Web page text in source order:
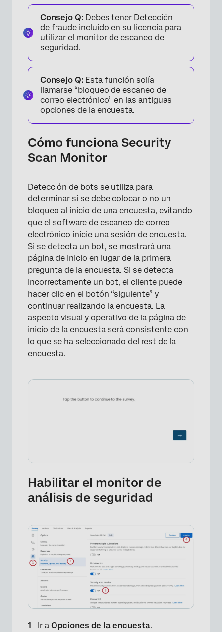
Consejo Q: Debes tener Detección
de fraude incluido en su licencia para
utilizar el monitor de escaneo de
seguridad.
Consejo Q: Esta función solía
llamarse “bloqueo de escaneo de
correo electrónico” en las antiguas
opciones de la encuesta.
Cómo funciona Security
Scan Monitor
Detección de bots se utiliza para
determinar si se debe colocar o no un
bloqueo al inicio de una encuesta, evitando
que el software de escaneo de correo
electrónico inicie una sesión de encuesta.
Si se detecta un bot, se mostrará una
página de inicio en lugar de la primera
pregunta de la encuesta. Si se detecta
incorrectamente un bot, el cliente puede
hacer clic en el botón “siguiente” y
continuar realizando la encuesta. La
aspecto visual y operativo de la página de
inicio de la encuesta será consistente con
lo que se ha seleccionado del rest de la
encuesta.
Habilitar el monitor de
análisis de seguridad
Ir a Opciones de la encuesta.